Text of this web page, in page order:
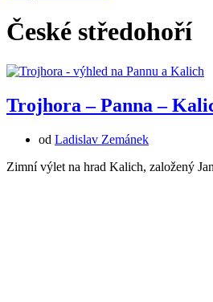
České středohoří
Trojhora – Panna –
od Ladislav Zemánek
Zimní výlet na hrad Kalich, založený